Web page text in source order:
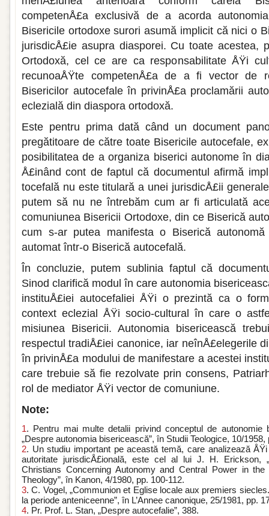
competenÅ£a exclusivă de a acorda
Bisericile or­todoxe surori asumă implicit că nici o
jurisdicÅ£ie asupra diaspo­rei. Cu toate acestea,
Ortodoxă, cel ce are ca responsabilitate ÅŸi
recunoaÅŸte competenÅ£a de a fi vector de
Bisericilor autocefale în privinÅ£a proclamării
eclezială din diaspora ortodoxă.
Este pentru prima dată când un docu­ment
pregăti­toare de către toate Bisericile autocefale,
posibilitatea de a organiza biserici autonome în
Å£inând cont de faptul că docu­mentul afirmă
tocefală nu este titulară a unei jurisdicÅ£ii
putem să nu ne întrebăm cum ar fi articulată
comuniunea Bisericii Ortodoxe, din ce Biserică
cum s-ar putea manifesta o Biserică
automat într-o Biserică autocefală.
În concluzie, putem sublinia faptul că
Sinod cla­rifică modul în care autonomia
instituÅ£iei autoce­faliei ÅŸi o prezintă ca o
context eclezial ÅŸi socio-cultural în care o
misiu­nea Bisericii. Autonomia bisericească
respectul tradiÅ£iei canonice, iar neînÅ£elegerile
în privinÅ£a modului de manifes­tare a acestei
care trebuie să fie rezolvate prin consens,
rol de me­diator ÅŸi vector de comuniune.
Note:
1. Pentru mai multe detalii privind conceptul de autonomie
„Despre au­tonomia bisericească”, în Studii Teologice, 10/1958,
2. Un studiu important pe această temă, care analizează
autoritate jurisdicÅ£ională, este cel al lui J. H. Erickson,
Christians Concerning Autonomy and Central Power in
Theology”, în Kanon, 4/1980, pp. 100-112.
3. C. Vogel, „Communion et Eglise locale aux premiers
la periode anteniceenne”, în L’Annee canonique, 25/1981, pp.
4. Pr. Prof. L. Stan, „Despre autocefalie”, 388.